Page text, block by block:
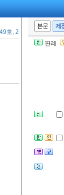
호, 2025. 12. 31., 일
본문 제
판례